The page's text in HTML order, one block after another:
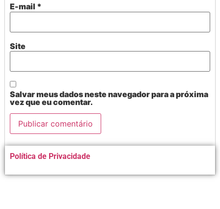
E-mail *
Site
Salvar meus dados neste navegador para a próxima
vez que eu comentar.
Alternative:
Política de Privacidade